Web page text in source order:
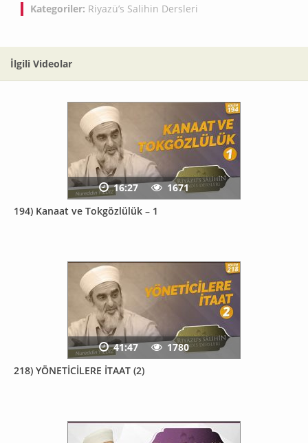
Kategoriler: Riyazü’s Salihin Dersleri
İlgili Videolar
194) Kanaat ve Tokgözlülük – 1
16:27 1671
218) YÖNETİCİLERE İTAAT (2)
41:47 1780